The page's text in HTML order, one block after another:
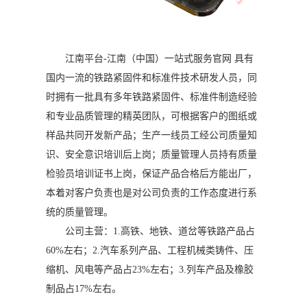
江南平台-江南（中国）一站式服务官网 具有
国内一流的铁路紧固件和标准件技术研发人员，同
时拥有一批具有多年铁路紧固件、标准件制造经验
和专业品质管理的精英团队，可根据客户的图纸或
样品共同开发新产品；生产一线员工经公司质量知
识、安全意识培训后上岗；质量管理人员持有质量
检验员培训证书上岗，保证产品合格后方能出厂，
本着对客户负责也是对公司负责的工作态度进行系
统的质量管理。
公司主营：1.高铁、地铁、道岔等铁路产品占
60%左右；2.汽车系列产品、工程机械类铸件、压
缩机、风电等产品占23%左右；3.列车产品及橡胶
制品占17%左右。